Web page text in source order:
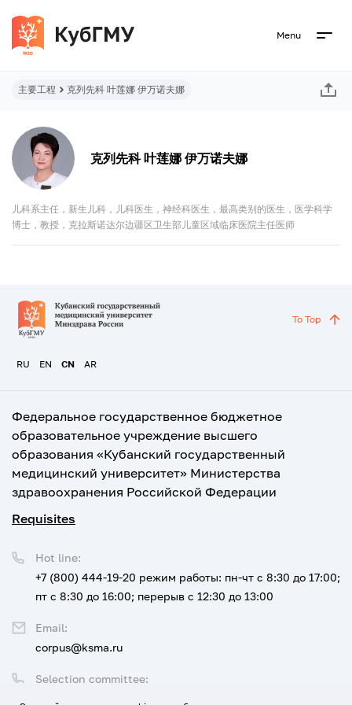
Menu
主要工程 克列先科 叶莲娜 伊万诺夫娜
克列先科 叶莲娜 伊万诺夫娜
儿科系主任，新生儿科，儿科医生，神经科医生，最高类别的医生，医学科学
博士，教授，克拉斯诺达尔边疆区卫生部儿童区域临床医院主任医师
RU EN CN AR
To Top
Федеральное государственное бюджетное
образовательное учреждение высшего
образования «Кубанский государственный
медицинский университет» Министерства
здравоохранения Российской Федерации
Requisites
Selection committee:
Hot line:
+7 (800) 444-19-20 режим работы: пн-чт с 8:30 до 17:00;
пт с 8:30 до 16:00; перерыв с 12:30 до 13:00
Email:
corpus@ksma.ru